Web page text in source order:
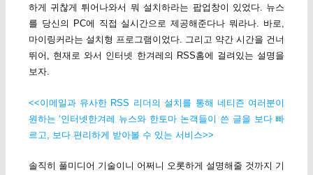
하게 귀찮게 튀어나와서 뭐 설치하라는 팝업창이 있었다. 뉴스
를 당신의 PC에 직접 실시간으로 제공해준다나 뭐라나. 바로,
마이링커라는 설치형 프로그램이었다. 그리고 약간 시간을 건너
뛰어, 현재로 와서 인터넷 한겨레의 RSS홈에 걸려있는 설명을
보자.
<<이메일과 유사한 RSS 리더의 설치를 통해 네티즌 여러분이
원하는 ‘인터넷한겨레 뉴스와 한토마 논객들이 쓴 글을 보다 빠
르고, 보다 편리하게 받아볼 수 있는 서비스>>
솔직히 풀미디어 기술이니 어쩌니 오롯하게 설명해줄 것까지 기